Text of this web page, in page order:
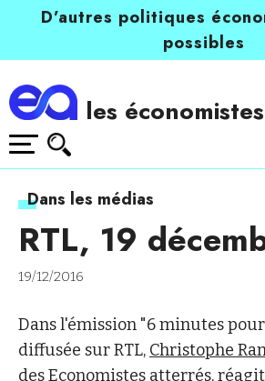
D’autres politiques
possibles
les
Dans les médias
RTL, 19
19/12/2016
Dans l'émission "6 minutes
diffusée sur RTL, Christophe
des Economistes atterrés,